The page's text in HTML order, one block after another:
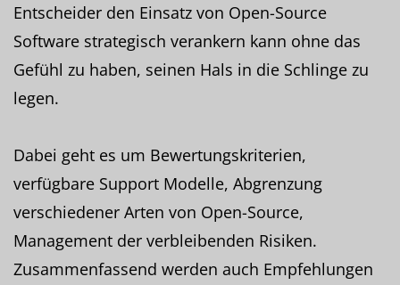
Entscheider den Einsatz von Open-Source
Software strategisch verankern kann ohne das
Gefühl zu haben, seinen Hals in die Schlinge zu
legen.
Dabei geht es um Bewertungskriterien,
verfügbare Support Modelle, Abgrenzung
verschiedener Arten von Open-Source,
Management der verbleibenden Risiken.
Zusammenfassend werden auch Empfehlungen